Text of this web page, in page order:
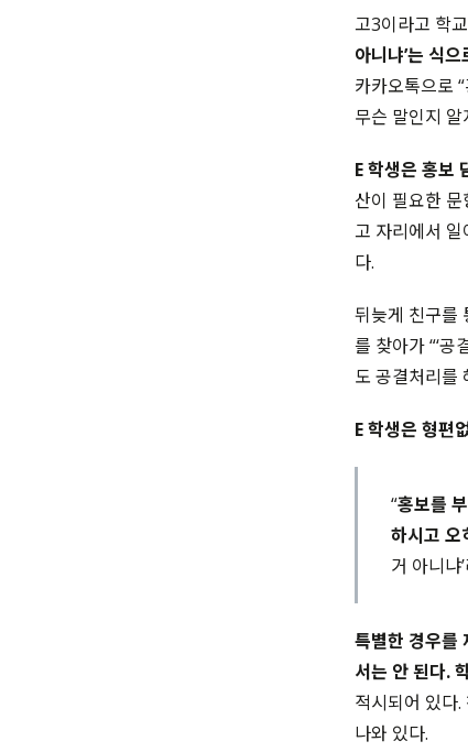
고3이라고 학
아니냐’는 식
카카오톡으로
무슨 말인지
E 학생은 홍보
산이 필요한
고 자리에서
다.
뒤늦게 친구를
를 찾아가 “‘
도 공결처리를
E 학생은 형편
“홍보를
하시고 오
거 아니냐
특별한 경우를
서는 안 된다.
적시되어 있다.
나와 있다.